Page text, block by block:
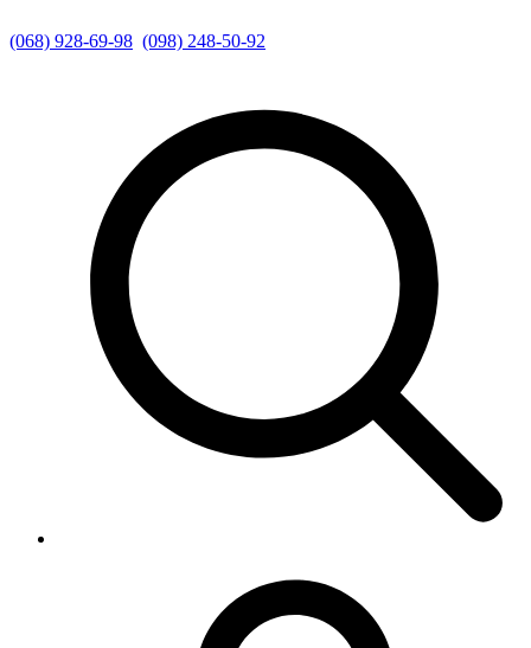
(068) 928-69-98 (098) 248-50-92